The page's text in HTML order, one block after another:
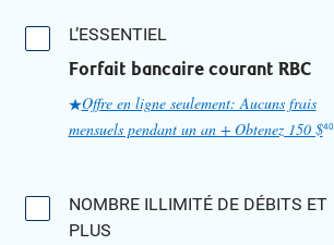
L’ESSENTIEL
Forfait bancaire courant RBC
Offre en ligne seulement: Aucuns frais
mensuels pendant un an + Obtenez 150 $40
NOMBRE ILLIMITÉ DE DÉBITS ET
PLUS